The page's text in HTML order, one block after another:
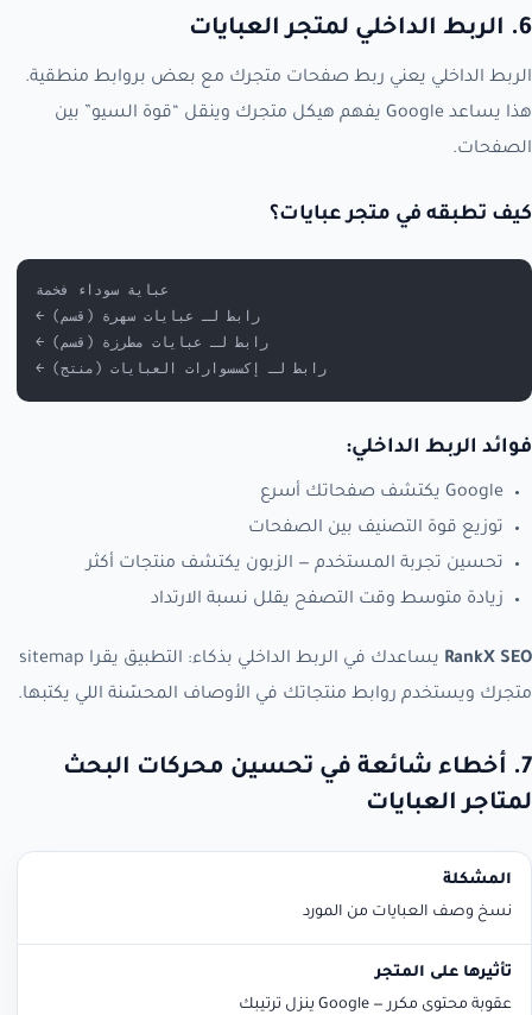
6. الربط الداخلي لمتجر العبايات
الربط الداخلي يعني ربط صفحات متجرك مع بعض بروابط منطقية.
هذا يساعد Google يفهم هيكل متجرك وينقل “قوة السيو” بين
الصفحات.
كيف تطبقه في متجر عبايات؟
عباية سوداء فخمة
← رابط لـ عبايات سهرة (قسم)
← رابط لـ عبايات مطرزة (قسم)
← رابط لـ إكسسوارات العبايات (منتج)
فوائد الربط الداخلي:
Google يكتشف صفحاتك أسرع
توزيع قوة التصنيف بين الصفحات
تحسين تجربة المستخدم — الزبون يكتشف منتجات أكثر
زيادة متوسط وقت التصفح يقلل نسبة الارتداد
RankX SEO
يساعدك في الربط الداخلي بذكاء: التطبيق يقرا sitemap
متجرك ويستخدم روابط منتجاتك في الأوصاف المحسّنة اللي يكتبها.
7. أخطاء شائعة في تحسين محركات البحث
لمتاجر العبايات
المشكلة
نسخ وصف العبايات من المورد
عقوبة محتوى مكرر — Google ينزل ترتيبك